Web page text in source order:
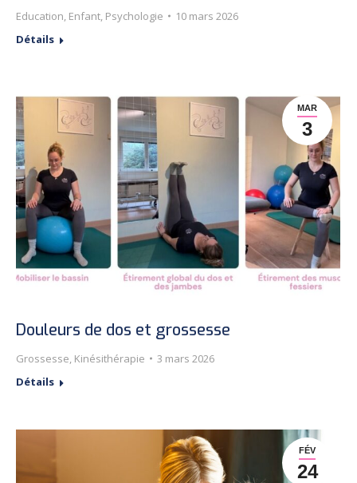
Education, Enfant, Psychologie
10 mars 2026
Détails
MAR
3
Douleurs de dos et grossesse
Grossesse, Kinésithérapie
3 mars 2026
Détails
FÉV
24